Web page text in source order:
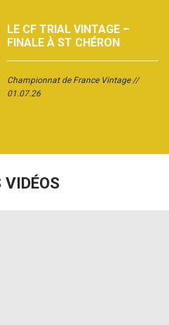
LE CF TRIAL VINTAGE –
FINALE À ST CHÉRON
Championnat de France Vintage
01.07.26
VIDÉOS